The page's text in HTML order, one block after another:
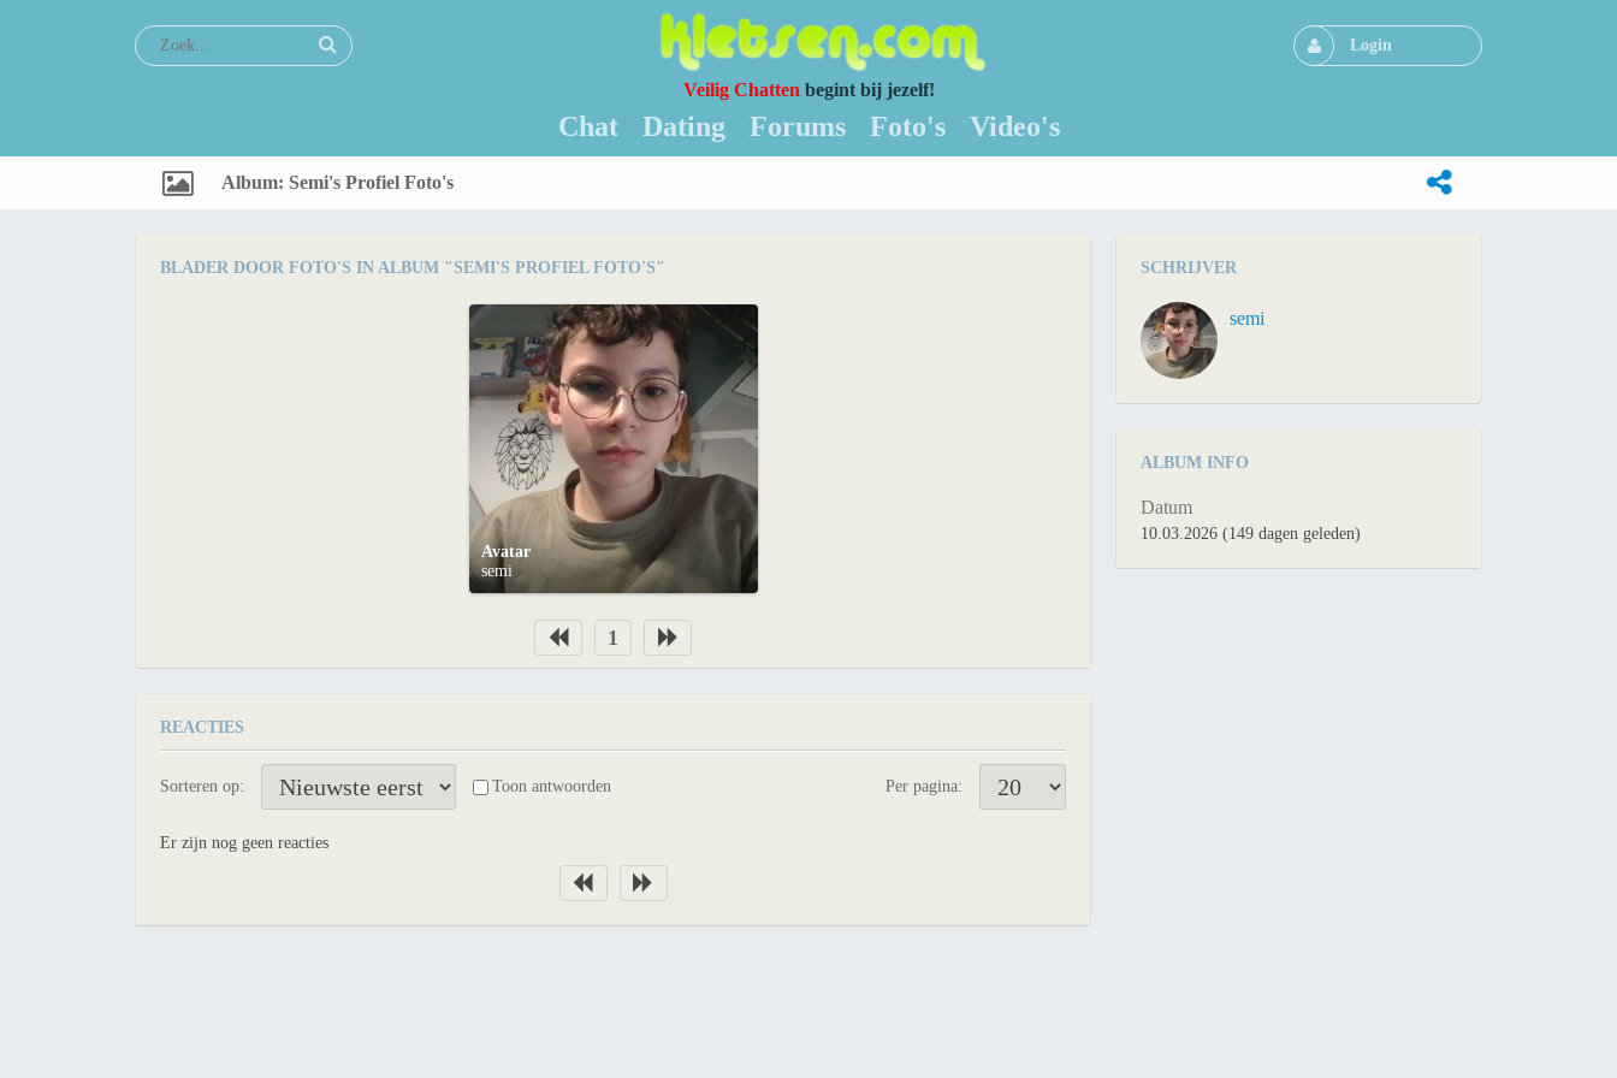
Login
Veilig Chatten begint bij jezelf!
Chat Dating Forums Foto's Video's
Album: Semi's Profiel Foto's
BLADER DOOR FOTO'S IN ALBUM "SEMI'S PROFIEL FOTO'S"
Avatar
semi
1
REACTIES
Sorteren op: Toon antwoorden Per pagina:
Er zijn nog geen reacties
SCHRIJVER
semi
ALBUM INFO
Datum
10.03.2026 (149 dagen geleden)